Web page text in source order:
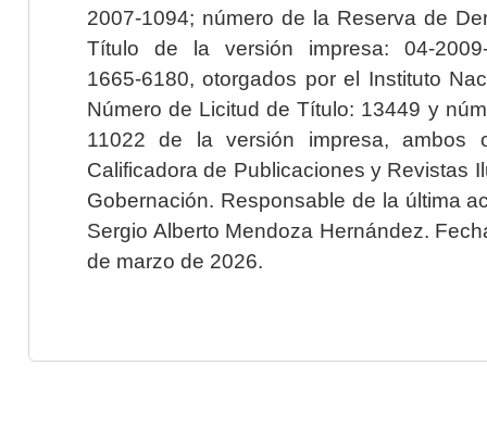
2007-1094; número de la Reserva de
Título de la versión impresa: 04-2009-
1665-6180, otorgados por el Instituto
Número de Licitud de Título: 13449 y
11022 de la versión impresa, ambos
Calificadora de Publicaciones y Revistas
Gobernación. Responsable de la última
Sergio Alberto Mendoza Hernández.
de marzo de 2026.